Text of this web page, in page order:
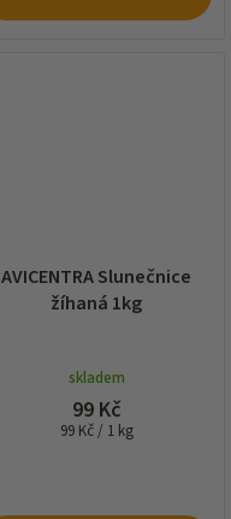
AVICENTRA Slunečnice
žíhaná 1kg
skladem
99 Kč
Měrná
99 Kč / 1 kg